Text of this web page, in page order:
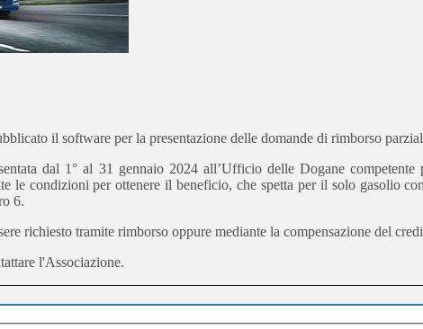
il software per la presentazione delle domande di rimborso
dal 1° al 31 gennaio 2024 all’Ufficio delle Dogane
le condizioni per ottenere il beneficio, che spetta per il solo gasolio
6.
richiesto tramite rimborso oppure mediante la compensazione del
l'Associazione.